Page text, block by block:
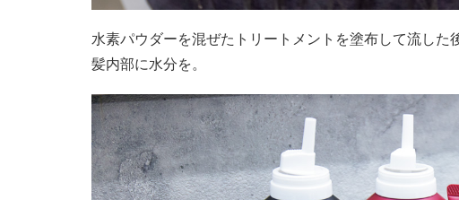
水素パウダーを混ぜたトリートメントを塗布して流し
髪内部に水分を。